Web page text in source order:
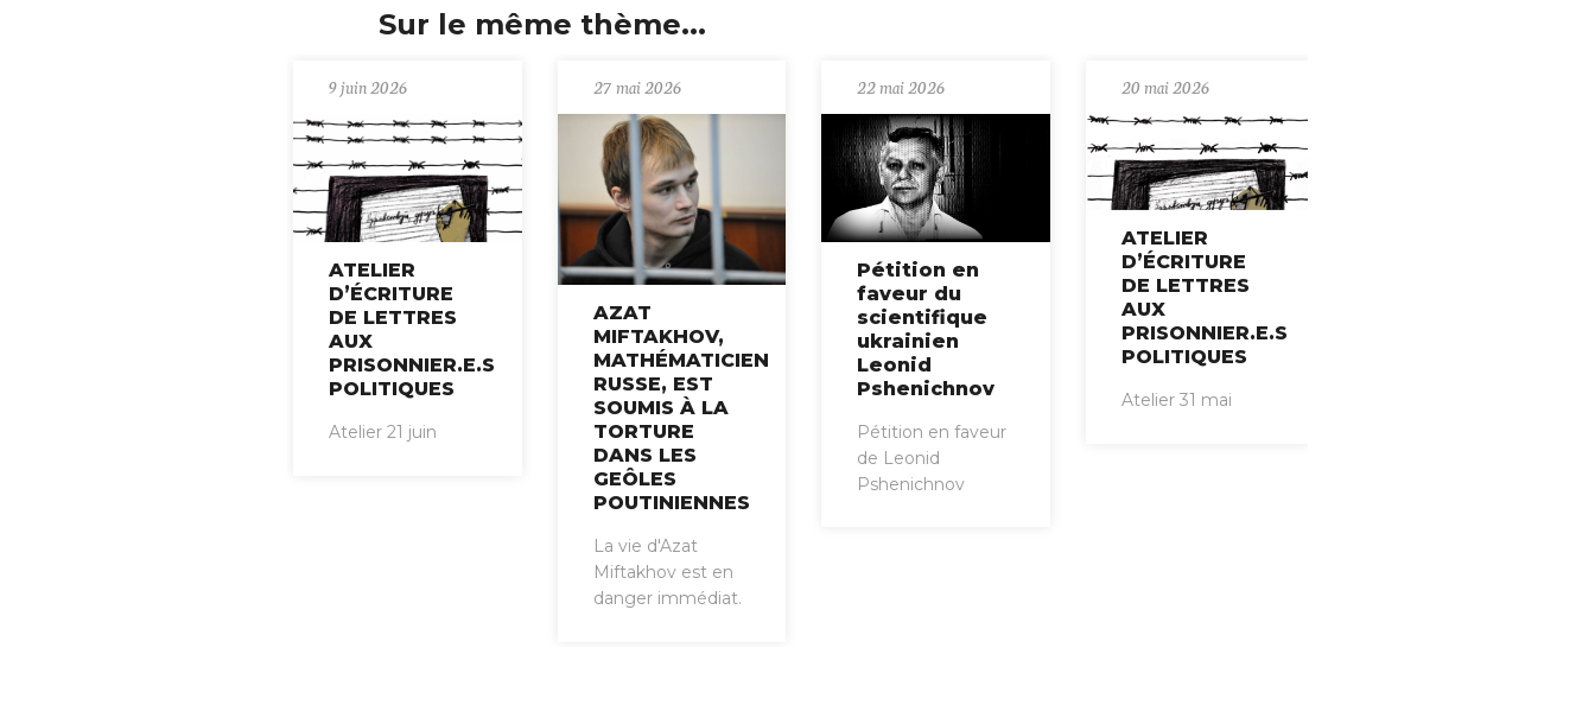
Sur le même thème...
9 juin 2026
ATELIER
D’ÉCRITURE
DE LETTRES
AUX
PRISONNIER.E.S
POLITIQUES
Atelier 21 juin
27 mai 2026
AZAT
MIFTAKHOV,
MATHÉMATICIEN
RUSSE, EST
SOUMIS À LA
TORTURE
DANS LES
GEÔLES
POUTINIENNES
La vie d'Azat
Miftakhov est en
danger immédiat.
22 mai 2026
Pétition en
faveur du
scientifique
ukrainien
Leonid
Pshenichnov
Pétition en faveur
de Leonid
Pshenichnov
20 mai 2026
ATELIER
D’ÉCRITURE
DE LETTRES
AUX
PRISONNIER.E.S
POLITIQUES
Atelier 31 mai